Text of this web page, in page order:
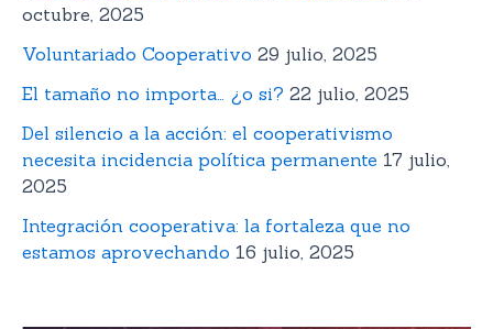
octubre, 2025
Voluntariado Cooperativo 29 julio, 2025
El tamaño no importa… ¿o si? 22 julio, 2025
Del silencio a la acción: el cooperativismo
necesita incidencia política permanente 17 julio,
2025
Integración cooperativa: la fortaleza que no
estamos aprovechando 16 julio, 2025